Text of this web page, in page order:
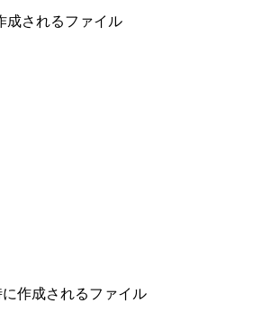
成されるファイル
作成されるファイル